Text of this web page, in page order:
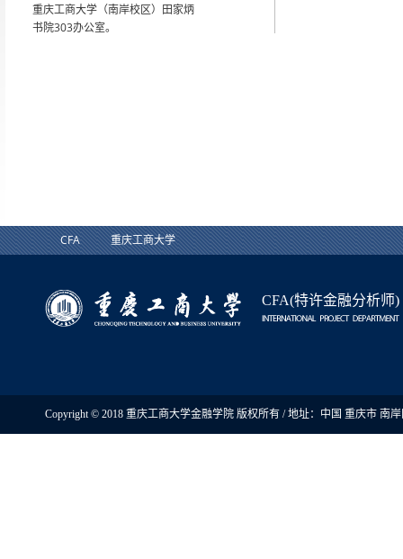
重庆工商大学（南岸校区）田家炳
书院303办公室。
CFA 重庆工商大学
CFA(特许金融分析师)
Copyright © 2018 重庆工商大学金融学院 版权所有 / 地址：中国 重庆市 南